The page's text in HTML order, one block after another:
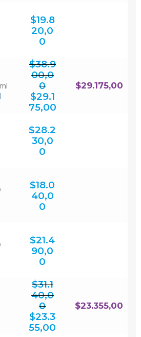
$19.8
20,0
0
$38.9
00,0
0
El
precio
original
era:
$38.900,00.
$29.1
75,00precio
actual
es:
$29.175,00.
$29.175,00
$28.2
30,0
0
$18.0
40,0
0
$21.4
90,0
0
$31.1
40,0
0
El
precio
original
era:
$31.140,00.
$23.3
55,00
$23.355,00